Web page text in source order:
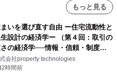
もっと見る
いを選び直す自由 ー住宅流動性と
生設計の経済学ー （第４回：取引の
の経済学──情報・信頼・制度を
はどう組み替えるか）｜
Lab
会社property technologies
2時間前